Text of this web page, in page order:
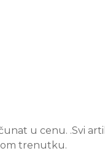
u cenu. .Svi
trenutku.